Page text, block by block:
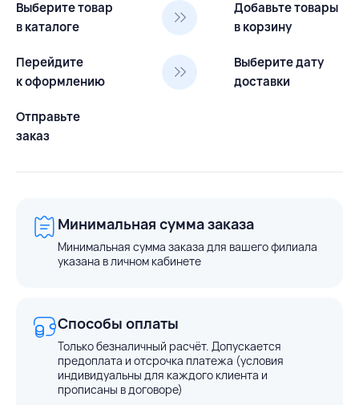
Выберите товар
в каталоге
Добавьте товары
в корзину
Перейдите
к оформлению
Выберите дату
доставки
Отправьте
заказ
Минимальная сумма заказа
Минимальная сумма заказа для вашего филиала
указана в личном кабинете
Способы оплаты
Только безналичный расчёт. Допускается
предоплата и отсрочка платежа (условия
индивидуальны для каждого клиента и
прописаны в договоре)